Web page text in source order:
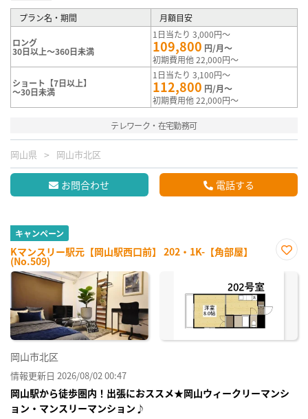
プラン名・期間 月額目安
ロング
30日以上～360日未満
1日当たり 3,000円～
109,800 円/月～
初期費用他 22,000円～
ショート【7日以上】
～30日未満
1日当たり 3,100円～
112,800 円/月～
初期費用他 22,000円～
テレワーク・在宅勤務可
岡山県 岡山市北区
お問合わせ 電話する
キャンペーン
Kマンスリー駅元【岡山駅西口前】 202・1K-【角部屋】
(No.509)
に入
岡山市北区
情報更新日 2026/08/02 00:47
岡山駅から徒歩圏内！出張におススメ★岡山ウィークリーマンシ
ョン・マンスリーマンション♪